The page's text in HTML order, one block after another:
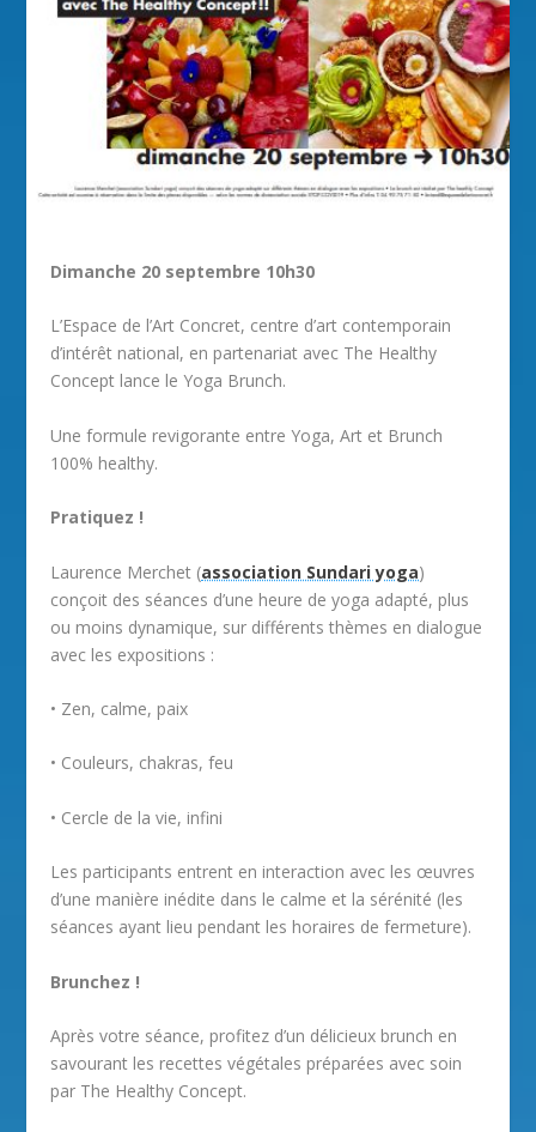
Dimanche 20 septembre 10h30
L’Espace de l’Art Concret, centre d’art contemporain
d’intérêt national, en partenariat avec The Healthy
Concept lance le Yoga Brunch.
Une formule revigorante entre Yoga, Art et Brunch
100% healthy.
Pratiquez !
Laurence Merchet (association Sundari yoga)
conçoit des séances d’une heure de yoga adapté, plus
ou moins dynamique, sur différents thèmes en dialogue
avec les expositions :
• Zen, calme, paix
• Couleurs, chakras, feu
• Cercle de la vie, infini
Les participants entrent en interaction avec les œuvres
d’une manière inédite dans le calme et la sérénité (les
séances ayant lieu pendant les horaires de fermeture).
Brunchez !
Après votre séance, profitez d’un délicieux brunch en
savourant les recettes végétales préparées avec soin
par The Healthy Concept.